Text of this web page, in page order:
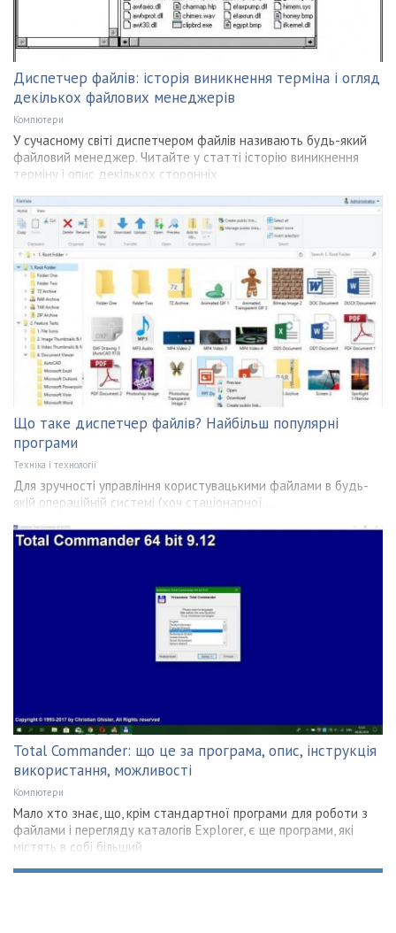
Диспетчер файлів: історія виникнення терміна і огляд
декількох файлових менеджерів
Компютери
У сучасному світі диспетчером файлів називають будь-який
файловий менеджер. Читайте у статті історію виникнення
терміну і опис декількох сторонніх
Що таке диспетчер файлів? Найбільш популярні
програми
Техніка і технології
Для зручності управління користувацькими файлами в будь-
якій операційній системі (хоч стаціонарної...
Total Commander: що це за програма, опис, інструкція
використання, можливості
Компютери
Мало хто знає, що, крім стандартної програми для роботи з
файлами і перегляду каталогів Explorer, є ще програми, які
містять в собі більший